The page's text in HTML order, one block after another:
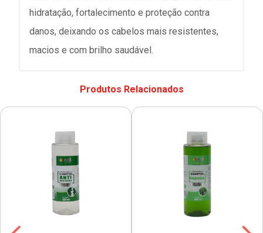
hidratação, fortalecimento e proteção contra
danos, deixando os cabelos mais resistentes,
macios e com brilho saudável.
Produtos Relacionados